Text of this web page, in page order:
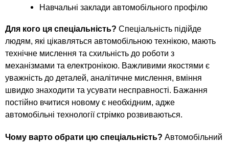
Навчальні заклади автомобільного профілю
Для кого ця спеціальність? Спеціальність підійде
людям, які цікавляться автомобільною технікою, мають
технічне мислення та схильність до роботи з
механізмами та електронікою. Важливими якостями є
уважність до деталей, аналітичне мислення, вміння
швидко знаходити та усувати несправності. Бажання
постійно вчитися новому є необхідним, адже
автомобільні технології стрімко розвиваються.
Чому варто обрати цю спеціальність? Автомобільний